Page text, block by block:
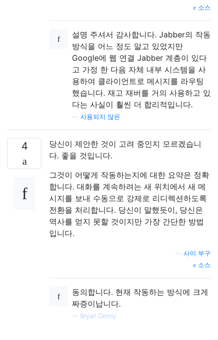
소스
설명 주셔서 감사합니다. Jabber의 작동
방식을 어느 정도 알고 있었지만
Google에 웹 연결 Jabber 계층이 있다
고 가정 한 다음 자체 내부 시스템을 사
용하여 클라이언트로 메시지를 라우팅
했습니다. 재고 재버를 거의 사용하고 있
다는 사실이 훨씬 더 합리적입니다.
사용되지 않은
4
당신이 제안한 것이 고려 중인지 모르겠습니
다. 좋을 것입니다.
그것이 어떻게 작동하는지에 대한 요약은 정확
합니다. 대화를 계속하려는 새 위치에서 새 메
시지를 보내 수동으로 강제로 리디렉션하도록
전환을 처리합니다. 당신이 말했듯이, 당신은
역사를 얻지 못할 것이지만 가장 간단한 방법
입니다.
사이 부구
소스
동의합니다. 현재 작동하는 방식에 크게
짜증이납니다.
— Bryan Denny